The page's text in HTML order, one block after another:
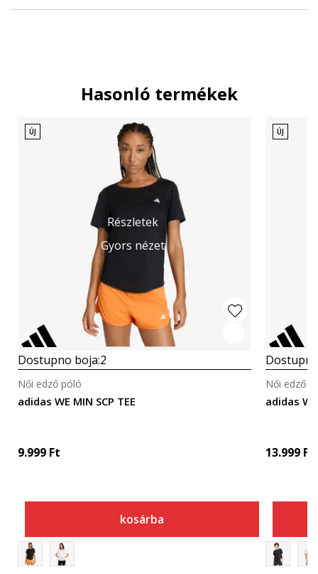
Hasonló termékek
Részletek
Gyors nézet
ÚJ
Dostupno boja:2
adidas WE MIN SCP TEE
Női edző póló
9.999 Ft
kosárba
ÚJ
adidas W
Női edző
13.999 Ft